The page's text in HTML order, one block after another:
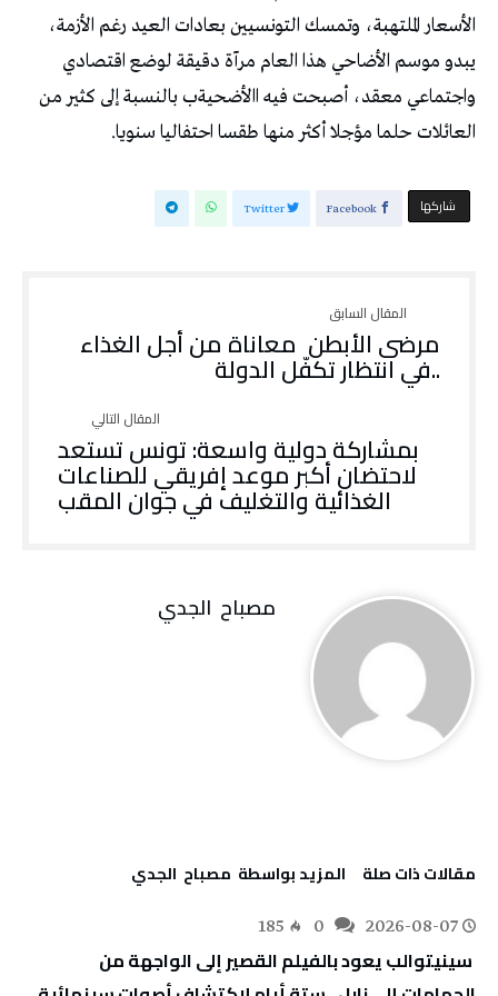
‬العائلات‭ ‬حلما‭ ‬مؤجلا‭ ‬أكثر‭ ‬منها‭ ‬طقسا‭ ‬احتفاليا‭ ‬سنويا‭.‬
‫‫ شاركها‬ Facebook
Twitter
..‬في‭ ‬انتظار‭ ‬تكفّل‭ ‬الدولة‭ ‬
‬الغذائية‭ ‬والتغليف‭ ‬في‭ ‬جوان‭ ‬المقب
مصباح ‭ ‬الجدي
‫مقالات ذات صلة‬ ‫‫المزيد بواسطة‬ ‬ مصباح ‭ ‬الجدي
2026-08-07
185